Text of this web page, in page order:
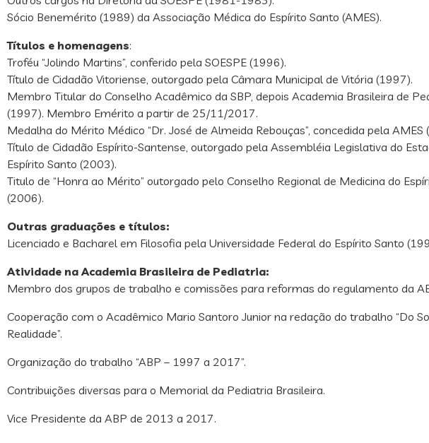
Sócio Benemérito (1989) da Associação Médica do Espírito Santo (AMES).
Títulos e homenagens:
Troféu “Jolindo Martins”, conferido pela SOESPE (1996).
Título de Cidadão Vitoriense, outorgado pela Câmara Municipal de Vitória (1997).
Membro Titular do Conselho Acadêmico da SBP, depois Academia Brasileira de
(1997). Membro Emérito a partir de 25/11/2017.
Medalha do Mérito Médico “Dr. José de Almeida Rebouças”, concedida pela AMES
Título de Cidadão Espírito-Santense, outorgado pela Assembléia Legislativa do
Espírito Santo (2003).
Titulo de “Honra ao Mérito” outorgado pelo Conselho Regional de Medicina do
(2006).
Outras graduações e títulos:
Licenciado e Bacharel em Filosofia pela Universidade Federal do Espírito Santo
Atividade na Academia Brasileira de Pediatria:
Membro dos grupos de trabalho e comissões para reformas do regulamento da
Cooperação com o Acadêmico Mario Santoro Junior na redação do trabalho “Do
Realidade”.
Organização do trabalho “ABP – 1997 a 2017”.
Contribuições diversas para o Memorial da Pediatria Brasileira.
Vice Presidente da ABP de 2013 a 2017.